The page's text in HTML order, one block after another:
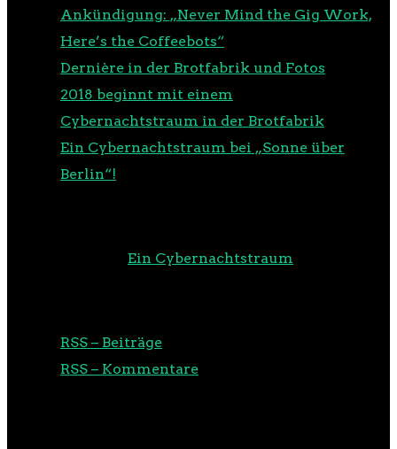
Ankündigung: „Never Mind the Gig Work,
Here’s the Coffeebots“
Dernière in der Brotfabrik und Fotos
2018 beginnt mit einem
Cybernachtstraum in der Brotfabrik
Ein Cybernachtstraum bei „Sonne über
Berlin“!
Ein Cybernachtstraum
RSS – Beiträge
RSS – Kommentare